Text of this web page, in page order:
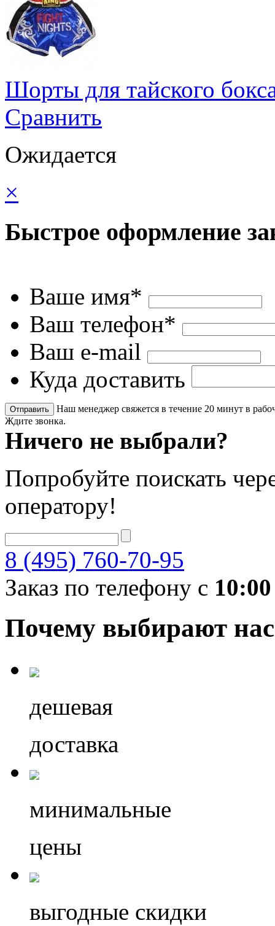
Шорты для тайского
Сравнить
Ожидается
×
Быстрое оформление
Ваше имя*
Ваш телефон*
Ваш e-mail
Куда доставить
Наш менеджер свяжется в течение 20 минут в
Ждите звонка.
Ничего не выбрали?
Попробуйте поискать
оператору!
8 (495) 760-70-95
Заказ по телефону с 10:00
Почему выбирают нас
дешевая
доставка
минимальные
цены
выгодные скидки